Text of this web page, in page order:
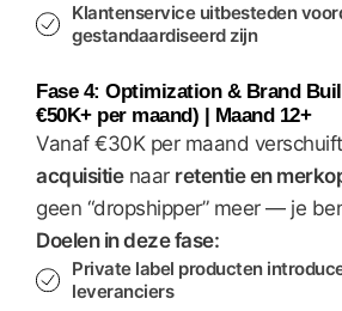
Klantenservice uitbesteden
gestandaardiseerd zijn
Fase 4: Optimization & Brand
€50K+ per maand) | Maand 12+
Vanaf €30K per maand
acquisitienaar retentie en
geen “dropshipper” meer — je
Doelen in deze fase:
Private label producten
leveranciers